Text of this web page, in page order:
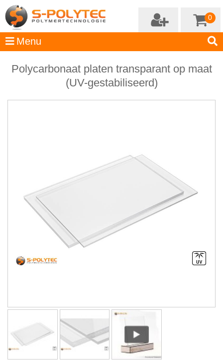
0
Polycarbonaat platen transparant op maat
(UV-gestabiliseerd)